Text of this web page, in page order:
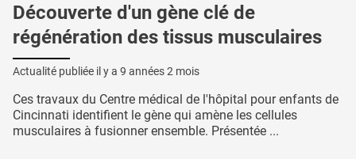
Découverte d'un gène clé de
régénération des tissus musculaires
Actualité publiée il y a 9 années 2 mois
Ces travaux du Centre médical de l'hôpital pour enfants de
Cincinnati identifient le gène qui amène les cellules
musculaires à fusionner ensemble. Présentée ...